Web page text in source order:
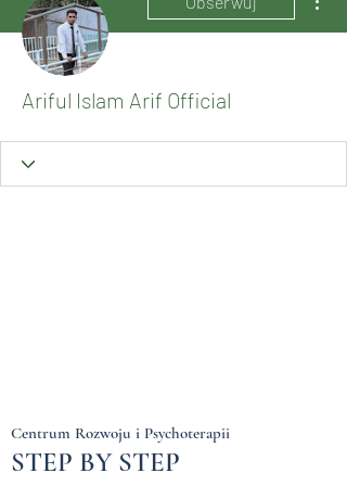
Ariful Islam Arif Official
Centrum Rozwoju i Psychoterapii
STEP BY STEP